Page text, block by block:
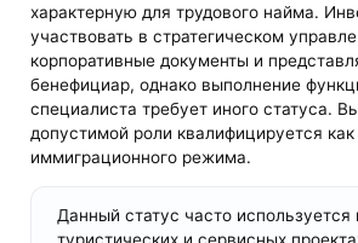
характерную для трудового найма.
участвовать в стратегическом
корпоративные документы и
бенефициар, однако выполнение
специалиста требует иного статуса.
допустимой роли квалифицируется
иммиграционного режима.
Данный статус часто используется